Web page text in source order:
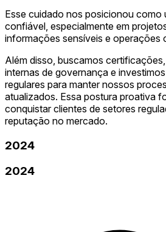
Esse cuidado nos posicionou como
confiável, especialmente em
informações sensíveis e operações
Além disso, buscamos
internas de governança e
regulares para manter nossos
atualizados. Essa postura proativa
conquistar clientes de setores
reputação no mercado.
2024
2024